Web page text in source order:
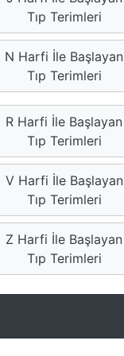
Tıp Terimleri
N Harfi İle Başlayan
Tıp Terimleri
R Harfi İle Başlayan
Tıp Terimleri
V Harfi İle Başlayan
Tıp Terimleri
Z Harfi İle Başlayan
Tıp Terimleri